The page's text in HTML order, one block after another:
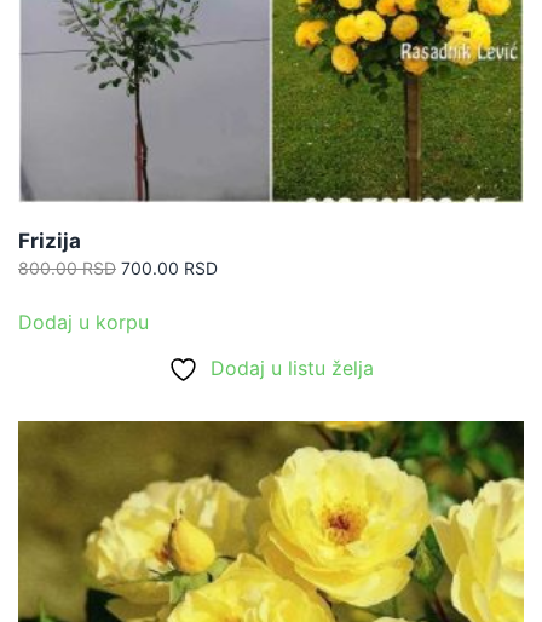
Frizija
800.00RSD Originalna
je
800.00 RSD.
700.00 RSDTrenutna
Dodaj u korpu
Dodaj u listu želja